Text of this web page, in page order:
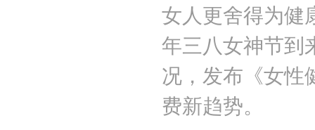
女人更舍得为健
年三八女神节到
况，发布《女性
费新趋势。